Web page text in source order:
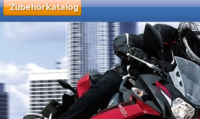
Zubehörkatalog